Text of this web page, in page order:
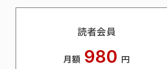
読者会員
月額 980 円